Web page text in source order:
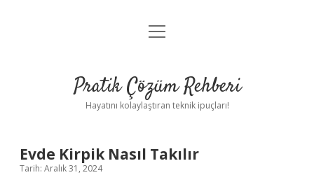
Anasayfa
Yasal Uyarı
menüyü
Pratik Çözüm Rehberi
Hayatını kolaylaştıran teknik ipuçları!
Evde Kirpik Nasıl Takılır
Tarih: Aralık 31, 2024